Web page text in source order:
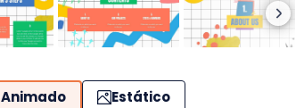
Animado Estático